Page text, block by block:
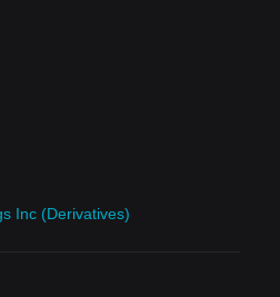
Inc (Derivatives)